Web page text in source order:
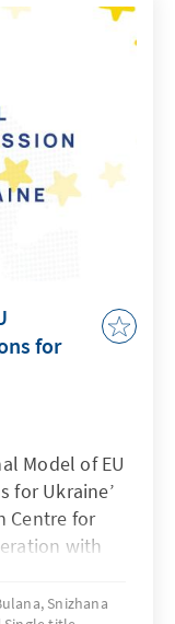
the
by the
since
for
Model of EU
for Ukraine’
Centre for
with
Snizhana